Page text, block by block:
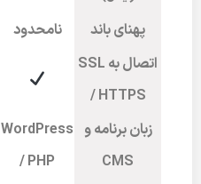
پهنای باند نامحدود
اتصال به SSL
/ HTTPS
زبان برنامه و
CMS
WordPress
/ PHP